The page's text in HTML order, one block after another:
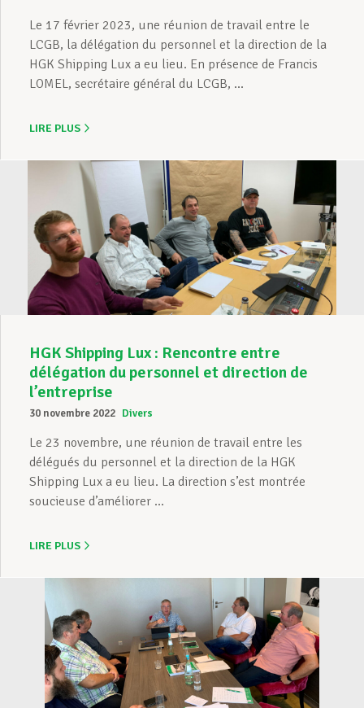
Le 17 février 2023, une réunion de travail entre le
LCGB, la délégation du personnel et la direction de la
HGK Shipping Lux a eu lieu. En présence de Francis
LOMEL, secrétaire général du LCGB, ...
LIRE PLUS
HGK Shipping Lux : Rencontre entre
délégation du personnel et direction de
l’entreprise
30 novembre 2022 Divers
Le 23 novembre, une réunion de travail entre les
délégués du personnel et la direction de la HGK
Shipping Lux a eu lieu. La direction s’est montrée
soucieuse d’améliorer ...
LIRE PLUS